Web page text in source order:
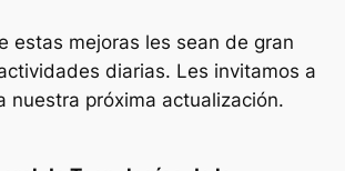
estas mejoras les sean de gran
diarias. Les invitamos a
nuestra próxima actualización.